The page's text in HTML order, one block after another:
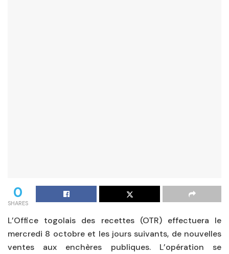
0
SHARES
L’Office togolais des recettes (OTR) effectuera le
mercredi 8 octobre et les jours suivants, de nouvelles
ventes aux enchères publiques. L’opération se